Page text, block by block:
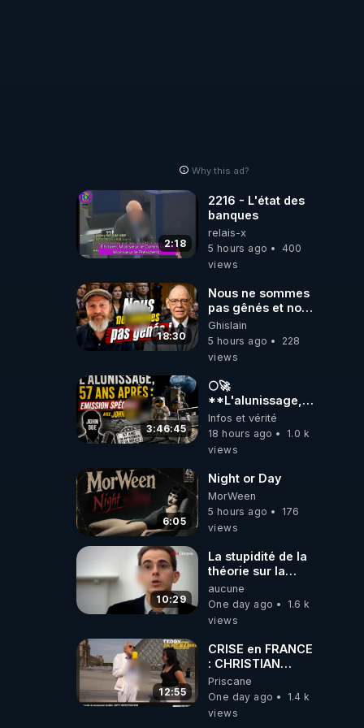
Why this ad?
2:18
2216 - L'état des
banques
relais-x
5 hours ago
400
views
18:30
Nous ne sommes
pas gênés et nous
n’avons pas
besoin de nous
excuser ! #jw
#collegecentral
Ghislain
5 hours ago
228
views
3:46:45
🌕🚀
**L'alunissage,
57 ans après :
Émission spéciale
avec John Doe
Infos et vérité
18 hours ago
1.0 k
views
6:05
Night or Day
MorWeen
5 hours ago
176
views
10:29
La stupidité de la
théorie sur la
responsabilité de
l’homme
concernant le
carbone.
aucune
One day ago
1.6 k
views
12:55
CRISE en FRANCE
: CHRISTIAN
COTTEN FAIT une
étrange
découverte
Priscane
One day ago
1.4 k
views